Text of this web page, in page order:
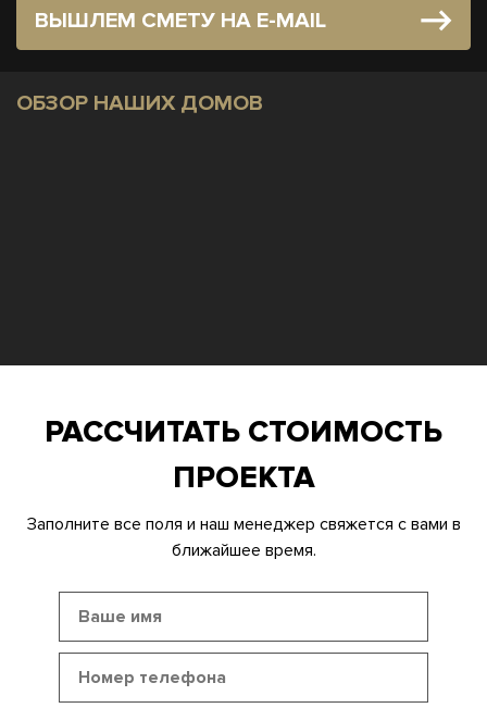
ВЫШЛЕМ СМЕТУ НА E-MAIL
ОБЗОР НАШИХ ДОМОВ
РАССЧИТАТЬ СТОИМОСТЬ
ПРОЕКТА
Заполните все поля и наш менеджер свяжется с вами в
ближайшее время.